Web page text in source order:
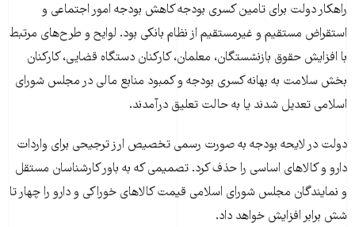
راهکار دولت برای تامین کسری بودجه کاهش بودجه امور اجتماعی و
استقراض مستقیم و غیرمستقیم از نظام بانکی بود. لوایح و طرح‌های مرتبط
با افزایش حقوق بازنشستگان، معلمان، کارکنان دستگاه قضایی، کارکنان
بخش سلامت به بهانه کسری بودجه و کمبود منابع مالی در مجلس شورای
اسلامی تعدیل شدند یا به حالت تعلیق درآمدند.
دولت در لایحه بودجه به صورت رسمی تخصیص ارز ترجیحی برای واردات
دارو و کالاهای اساسی را حذف کرد. تصمیمی که به باور کارشناسان مستقل
و نمایندگان مجلس شورای اسلامی قیمت کالاهای خوراکی و دارو را چهار تا
شش برابر افزایش خواهد داد.